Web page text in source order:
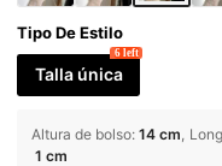
Tipo De Estilo
Talla única
6 left
Altura de bolso: 14 cm
1 cm